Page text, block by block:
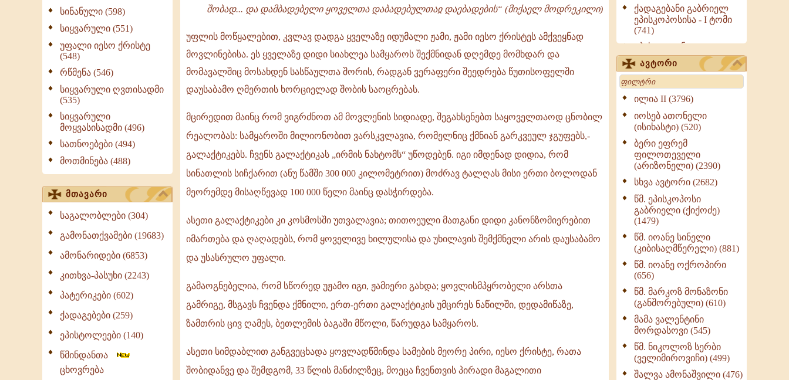
სინანული (598)
სიყვარული (551)
უფალი იესო ქრისტე
(548)
რწმენა (546)
სიყვარული ღვთისადმი
(535)
სიყვარული
მოყვასისადმი (496)
სათნოებები (494)
მოთმინება (488)
მთავარი
საგალობლები (304)
გამონათქვამები (19683)
ამონარიდები (6853)
კითხვა-პასუხი (2243)
პატერიკები (602)
ქადაგებები (259)
ეპისტოლეები (140)
წმინდანთა
ცხოვრება
II
შობად... და დამბადებელი ყოველთა დაბადებულთაჲ დაებადების“ (მიქაელ მოდრეკილი)
უფლის მოწყალებით, კვლავ დადგა ყველაზე იდუმალი ჟამი, ჟამი იესო ქრისტეს ამქვეყნად
მოვლინებისა. ეს ყველაზე დიდი სიახლეა სამყაროს შექმნიდან დღემდე მომხდარ და
მომავალშიც მოსახდენ სასწაულთა შორის, რადგან ვერაფერი შეედრება წუთისოფელში
დაუსაბამო ღმერთის ხორციელად შობის საოცრებას.
მცირედით მაინც რომ ვიგრძნოთ ამ მოვლენის სიდიადე, შეგახსენებთ საყოველთაოდ ცნობილ
რეალობას: სამყაროში მილიონობით ვარსკვლავია, რომელნიც ქმნიან გარკვეულ ჯგუფებს,-
გალაქტიკებს. ჩვენს გალაქტიკას „ირმის ნახტომს“ უწოდებენ. იგი იმდენად დიდია, რომ
სინათლის სიჩქარით (ანუ წამში 300 000 კილომეტრით) მოძრავ ტალღას მისი ერთი ბოლოდან
მეორემდე მისაღწევად 100 000 წელი მაინც დასჭირდება.
ასეთი გალაქტიკები კი კოსმოსში უთვალავია; თითოეული მათგანი დიდი კანონზომიერებით
იმართება და ღაღადებს, რომ ყოველივე ხილულისა და უხილავის შემქმნელი არის დაუსაბამო
და უსასრულო უფალი.
გამაოგნებელია, რომ სწორედ უჟამო იგი, ჟამიერი გახდა; ყოვლისმპყრობელი არსთა
გამრიგე, მსგავს ჩვენდა ქმნილი, ერთ-ერთი გალაქტიკის უმცირეს ნაწილში, დედამიწაზე,
ზამთრის ცივ ღამეს, ბეთლემის ბაგაში მწოლი, წარუდგა სამყაროს.
ასეთი სიმდაბლით განგვეცხადა ყოვლადწმინდა სამების მეორე პირი, იესო ქრისტე, რათა
შობიდანვე და შემდგომ, 33 წლის მანძილზეც, მოეცა ჩვენთვის პირადი მაგალითი
ქადაგებანი გაბრიელ
ეპისკოპოსისა - I ტომი
(741)
ეპისტოლენი,
ქადაგებანი, სიტყვანი
(ნაწილი III) (723)
მოძღვრის ძალზე
სასარგებლო რჩევები
მრევლისათვის (545)
Wisdomge (514)
ქადაგებანი გაბრიელ
ეპისკოპოსისა - II ტომი
(370)
სულიერი ცხოვრების
სახელმძღვანელო -
ნაწილი II (369)
ღმერთი და ადამიანები
(287)
ბერის დიადემა (278)
მონაზვნური
გამოცდილების
ოთხი ასეული თავი
სიყვარულის შესახებ
(259)
ავტორი
Search
ილია II (3796)
იოსებ ათონელი
(ისიხასტი) (520)
ბერი ეფრემ
ფილოთეველი
(არიზონელი) (2390)
სხვა ავტორი (2682)
წმ. ეპისკოპოსი
გაბრიელი (ქიქოძე)
(1479)
წმ. იოანე სინელი
(კიბისაღმწერელი) (881)
წმ. იოანე ოქროპირი
(656)
წმ. მარკოზ მონაზონი
(განშორებული) (610)
მამა ვალენტინი
მორდასოვი (545)
წმ. ნიკოლოზ სერბი
(ველიმიროვიჩი) (499)
შალვა ამონაშვილი (476)